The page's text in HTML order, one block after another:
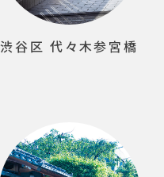
渋谷区 代々木参宮橋